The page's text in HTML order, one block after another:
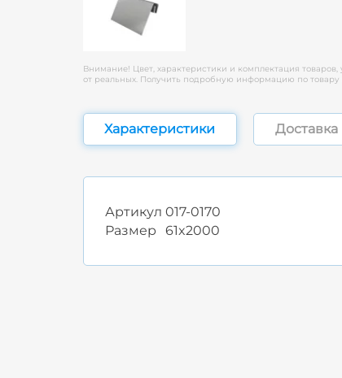
Внимание! Цвет, характеристики и комплектация товаров,
от реальных. Получить подробную информацию по товару
Характеристики Доставка
Артикул 017-0170
Размер
61x2000